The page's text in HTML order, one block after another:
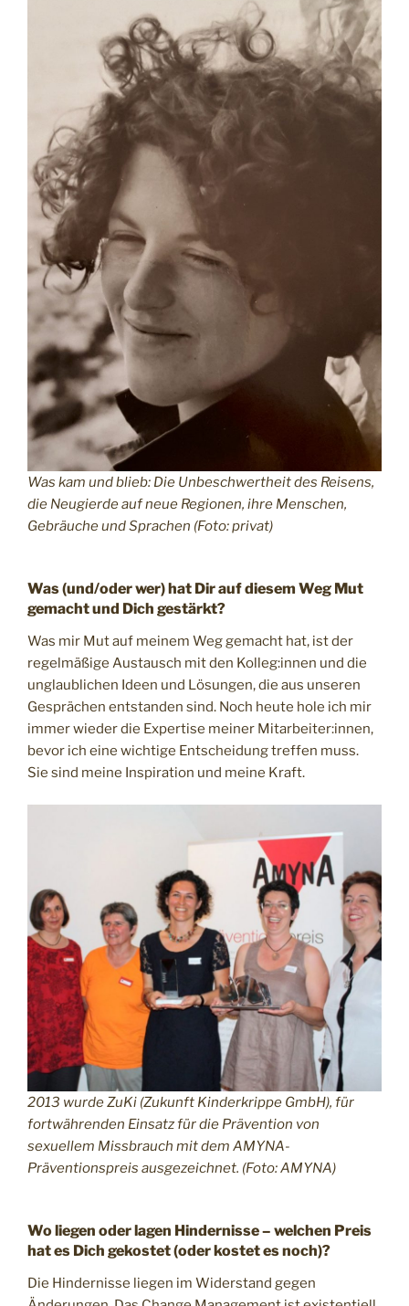
Was kam und blieb: Die Unbeschwertheit des Reisens,
die Neugierde auf neue Regionen, ihre Menschen,
Gebräuche und Sprachen (Foto: privat)
Was (und/oder wer) hat Dir auf diesem Weg Mut
gemacht und Dich gestärkt?
Was mir Mut auf meinem Weg gemacht hat, ist der
regelmäßige Austausch mit den Kolleg:innen und die
unglaublichen Ideen und Lösungen, die aus unseren
Gesprächen entstanden sind. Noch heute hole ich mir
immer wieder die Expertise meiner Mitarbeiter:innen,
bevor ich eine wichtige Entscheidung treffen muss.
Sie sind meine Inspiration und meine Kraft.
2013 wurde ZuKi (Zukunft Kinderkrippe GmbH), für
fortwährenden Einsatz für die Prävention von
sexuellem Missbrauch mit dem AMYNA-
Präventionspreis ausgezeichnet. (Foto: AMYNA)
Wo liegen oder lagen Hindernisse – welchen Preis
hat es Dich gekostet (oder kostet es noch)?
Die Hindernisse liegen im Widerstand gegen